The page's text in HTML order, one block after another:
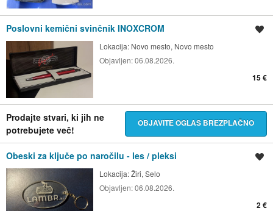
Poslovni kemični svinčnik INOXCROM
Lokacija: Novo mesto, Novo mesto
Objavljen:06.08.2026.
15 €
Prodajte stvari, ki jih ne
potrebujete več!
OBJAVITE OGLAS BREZPLAČNO
Obeski za ključe po naročilu - les / pleksi
Lokacija:Žiri, Selo
Objavljen:06.08.2026.
2 €